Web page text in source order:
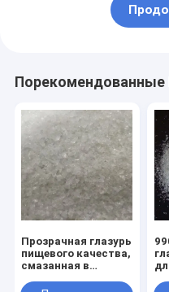
Прозрачная глазурь
пищевого качества,
смазанная в